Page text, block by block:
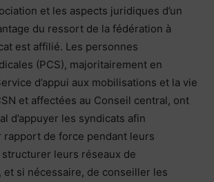
et les aspects juridiques d’un
du ressort de la fédération à
est affilié. Les personnes
(PCS), majoritairement en
d’appui aux mobilisations et la vie
et affectées au Conseil central, ont
d’appuyer les syndicats afin
rapport de force pendant leurs
leurs réseaux de
et si nécessaire, de conseiller les